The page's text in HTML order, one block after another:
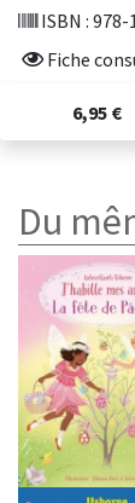
ISBN :
Fiche
6,95 €
Du